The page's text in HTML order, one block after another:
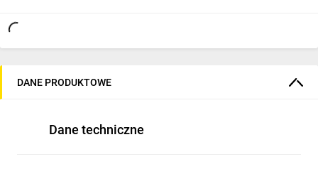
DANE PRODUKTOWE
Dane techniczne